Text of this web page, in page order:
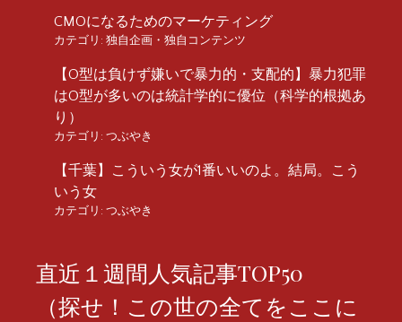
CMOになるためのマーケティング
カテゴリ: 独自企画・独自コンテンツ
【O型は負けず嫌いで暴力的・支配的】暴力犯罪
はO型が多いのは統計学的に優位（科学的根拠あ
り）
カテゴリ: つぶやき
【千葉】こういう女が1番いいのよ。結局。こう
いう女
カテゴリ: つぶやき
直近１週間人気記事TOP50
（探せ！この世の全てをここに